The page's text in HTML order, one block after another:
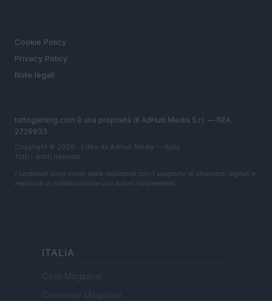
Cookie Policy
Privacy Policy
Note legali
tuttogaming.com è una proprietà di AdHub Media S.r.l. — REA
2729933
Copyright © 2026 · Edito da AdHub Media — Italia
Tutti i diritti riservati
I contenuti sono curati dalla redazione con il supporto di strumenti digitali e
realizzati in collaborazione con autori indipendenti.
ITALIA
Casa Magazine
Cineverse Magazine